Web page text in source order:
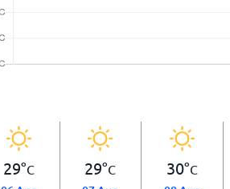
29°C 29°C 30°C